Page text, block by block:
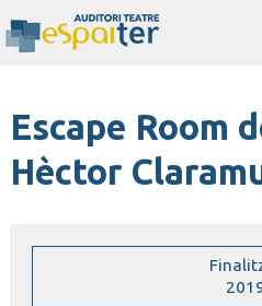
Escape Room
Hèctor